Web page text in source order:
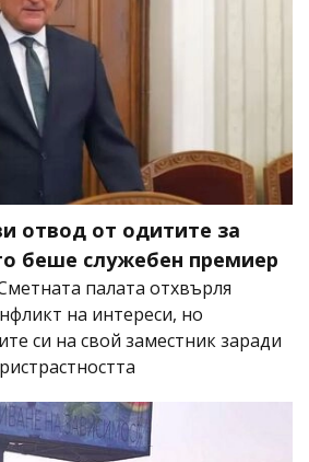
отвод от одитите за
беше служебен премиер
палата отхвърля
на интереси, но
си на свой заместник заради